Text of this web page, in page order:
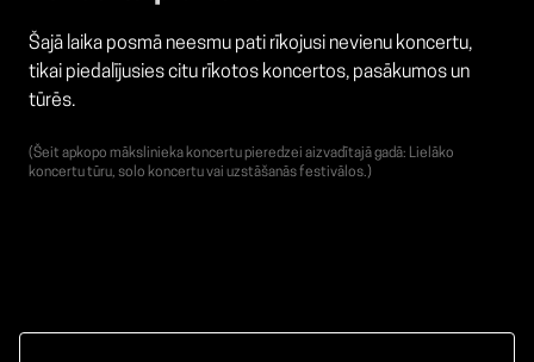
Šajā laika posmā neesmu pati rīkojusi nevienu koncertu,
tikai piedalījusies citu rīkotos koncertos, pasākumos un
tūrēs.
(Šeit apkopo mākslinieka koncertu pieredzei aizvadītajā gadā: Lielāko
koncertu tūru, solo koncertu vai uzstāšanās festivālos.)